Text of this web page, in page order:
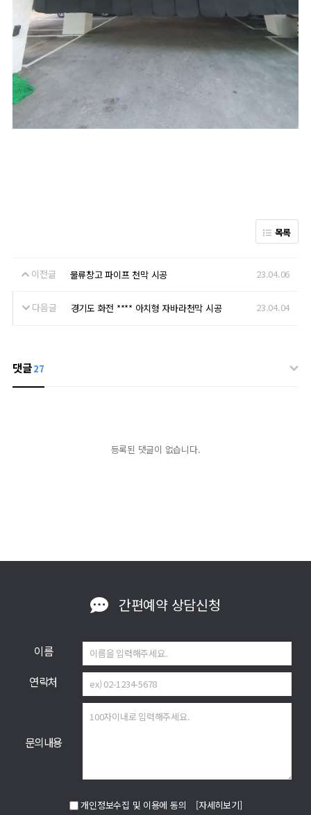
목록
이전글 물류창고 파이프 천막 시공 23.04.06
다음글 경기도 화전 **** 아치형 자바라천막 시공 23.04.04
댓글27
등록된 댓글이 없습니다.
간편예약상담신청
이름
연락처
문의내용
개인정보수집 및 이용에 동의 [자세히보기]